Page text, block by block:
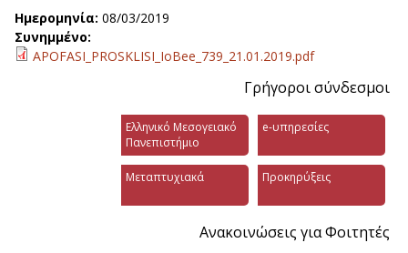
Ημερομηνία: 08/03/2019
Συνημμένο:
APOFASI_PROSKLISI_IoBee_739_21.01.2019.pdf
Γρήγοροι σύνδεσμοι
Ελληνικό Μεσογειακό
Πανεπιστήμιο
e-υπηρεσίες
Μεταπτυχιακά Προκηρύξεις
Ανακοινώσεις για Φοιτητές